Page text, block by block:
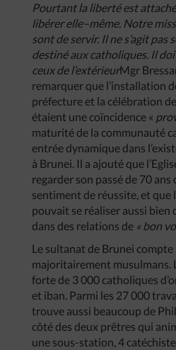
Pourtant la libertéest
libérerelle–même. Notre
sontdeservir. Ilnes’agitpas
destinéauxcatholiques. Il
ceuxde l’extérieurMgr
remarquer que l’installation
préfecture et la célébration
étaient une coïncidence «
maturité de la communauté
entrée dynamique dans
à Brunei. Il a ajouté que
regarder son passé de 70 ans
sentiment de réussite, et que
pouvait se réaliser aussi bien
dans des relations de «bon
Le sultanat de Brunei
majoritairement musulmans.
forte de 3 000 catholiques
et iban. Parmi les 27 000
trouve aussi beaucoup de
côté des deux prêtres qui
une sous-station, 4